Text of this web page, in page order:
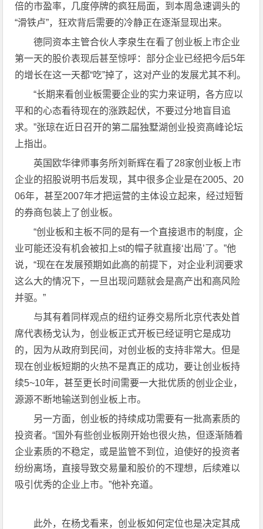
倍的市盈率，几度停牌的疯狂局面，到本周急速调头的
“滑铁卢”，狂欢背后需要的冷静正在逐渐显现出来。
德同资本主管合伙人李泉生在看了创业板上市企业
第一天的股价表现后甚至惊呼：部分企业已经把今后5年
的增长在这一天都“吃”掉了，这对产业的发展尤其不利。
“长期来看创业板需要企业的实力来证明，各方应以
平和的心态看待现在的涨跌起伏，不要过分地盲目追
求。”张琼在近日召开的第二届独墅湖创业投资高峰论坛
上指出。
英国欧华律师事务所刘新辉在看了28家创业板上市
企业的招股说明书后发现，其中很多企业是在2005、20
06年，甚至2007年才把运营的主体设立起来，经过短暂
的券商包装上了创业板。
“创业板和主板不同的是有一个直接退市的制度，企
业可能还没有机会被扣上st的帽子就直接‘出局’了。”他
说，“现在在发展预期如此高的前提下，对企业利润要求
这么大的情况下，一旦出现问题就会是高产出和高风险
并驱。”
与其有着同样观点的纽约证券交易所北京代表处首
席代表杨戈认为，创业板正式开板已经证明它是成功
的，因为从政府到民间，对创业板的支持非常大。但是
现在创业板短期的火热不是真正的成功，要让创业板持
续5~10年，甚至更长时间需要一大批优质的创业企业，
源源不断地输送到创业板上市。
另一方面，创业板的持续成功需要有一批高素质的
投资者。“国外有些创业板刚开始也很火热，但逐渐随着
企业素质的不稳定，或是监管不到位，迫使好的投资者
纷纷离场，直接导致交易量和股价的不理想，后续难以
吸引优秀的企业上市。”他补充道。
此外，在杨戈看来，创业板如何定位也是决定其成